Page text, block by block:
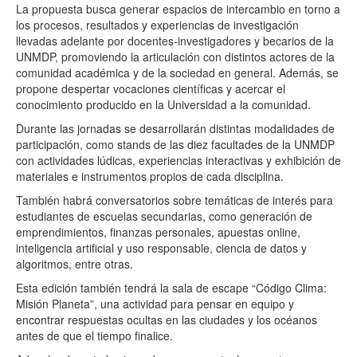
La propuesta busca generar espacios de intercambio en torno a
los procesos, resultados y experiencias de investigación
llevadas adelante por docentes-investigadores y becarios de la
UNMDP, promoviendo la articulación con distintos actores de la
comunidad académica y de la sociedad en general. Además, se
propone despertar vocaciones científicas y acercar el
conocimiento producido en la Universidad a la comunidad.
Durante las jornadas se desarrollarán distintas modalidades de
participación, como stands de las diez facultades de la UNMDP
con actividades lúdicas, experiencias interactivas y exhibición de
materiales e instrumentos propios de cada disciplina.
También habrá conversatorios sobre temáticas de interés para
estudiantes de escuelas secundarias, como generación de
emprendimientos, finanzas personales, apuestas online,
inteligencia artificial y uso responsable, ciencia de datos y
algoritmos, entre otras.
Esta edición también tendrá la sala de escape “Código Clima:
Misión Planeta”, una actividad para pensar en equipo y
encontrar respuestas ocultas en las ciudades y los océanos
antes de que el tiempo finalice.